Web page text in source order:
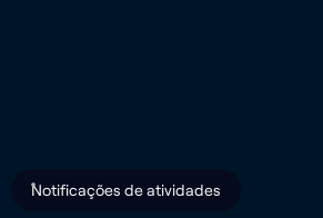
Notificações de atividades